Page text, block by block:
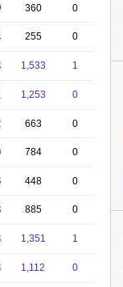
360 0
255 0
1,533 1
1,253 0
663 0
784 0
448 0
885 0
1,351 1
1,112 0